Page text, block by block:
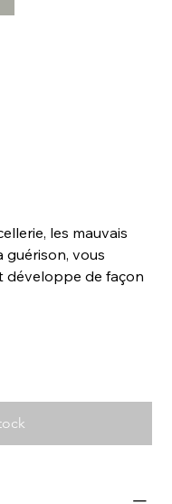
les mauvais
guérison, vous
développe de façon